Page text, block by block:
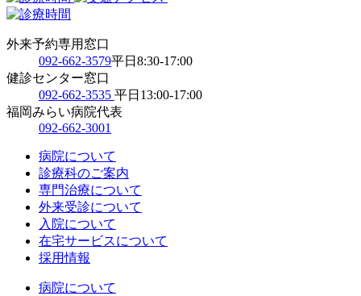
外来予約専用窓口
092-662-3579平日8:30-17:00
健診センター窓口
092-662-3535 平日13:00-17:00
福岡みらい病院代表
092-662-3001
病院について
診療科のご案内
専門治療について
外来受診について
入院について
在宅サービスについて
採用情報
病院について